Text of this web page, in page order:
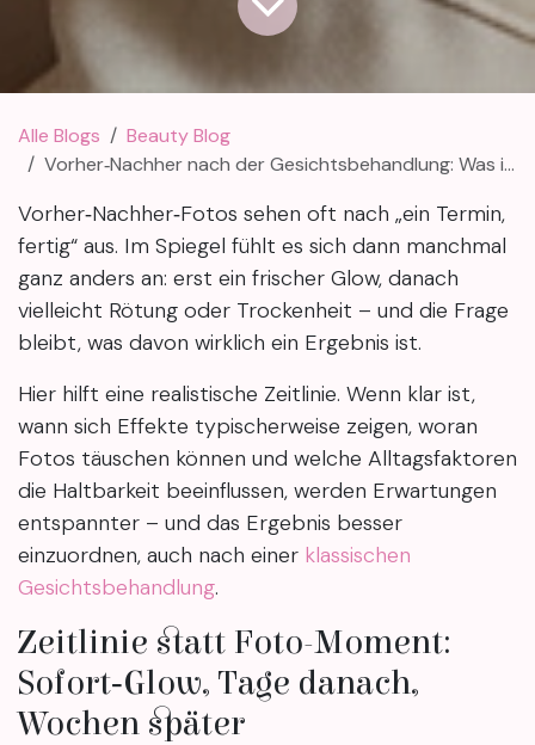
Alle Blogs
Beauty Blog
Vorher‑Nachher nach der Gesichtsbehandlung: Was ist realistisch – und wie lange hält es?
Vorher‑Nachher‑Fotos sehen oft nach „ein Termin,
fertig“ aus. Im Spiegel fühlt es sich dann manchmal
ganz anders an: erst ein frischer Glow, danach
vielleicht Rötung oder Trockenheit – und die Frage
bleibt, was davon wirklich ein Ergebnis ist.
Hier hilft eine realistische Zeitlinie. Wenn klar ist,
wann sich Effekte typischerweise zeigen, woran
Fotos täuschen können und welche Alltagsfaktoren
die Haltbarkeit beeinflussen, werden Erwartungen
entspannter – und das Ergebnis besser
einzuordnen, auch nach einer klassischen
Gesichtsbehandlung.
Zeitlinie statt Foto-Moment:
Sofort‑Glow, Tage danach,
Wochen später